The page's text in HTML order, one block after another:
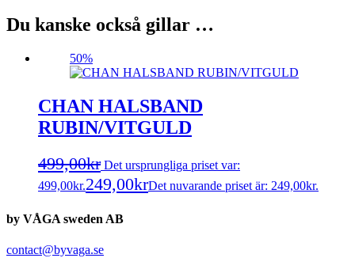
Du kanske också gillar …
50%
CHAN HALSBAND
RUBIN/VITGULD
499,00kr Det ursprungliga priset var:
499,00kr.249,00krDet nuvarande priset är: 249,00kr.
by VÅGA sweden AB
contact@byvaga.se